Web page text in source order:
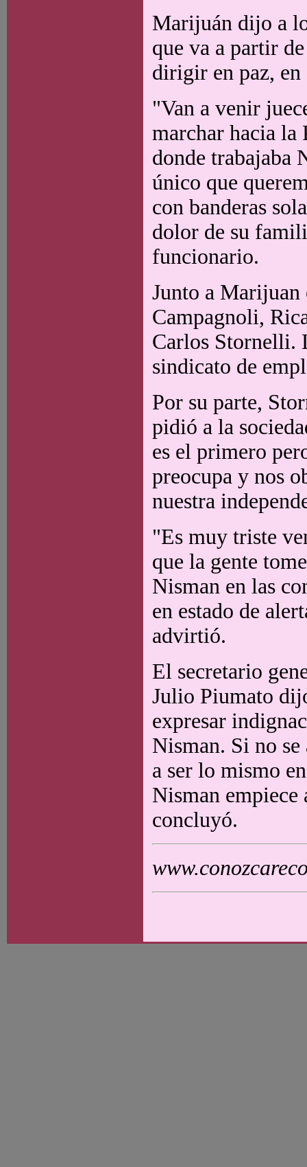
Marijuán dijo a
que va a partir
dirigir en paz,
"Van a venir
marchar hacia la
donde trabajaba
único que
con banderas
dolor de su
funcionario.
Junto a Marijuan
Campagnoli,
Carlos Stornelli.
sindicato de
Por su parte,
pidió a la
es el primero
preocupa y nos
nuestra
"Es muy triste
que la gente
Nisman en las
en estado de
advirtió.
El secretario
Julio Piumato
expresar
Nisman. Si no
a ser lo mismo
Nisman empiece
concluyó.